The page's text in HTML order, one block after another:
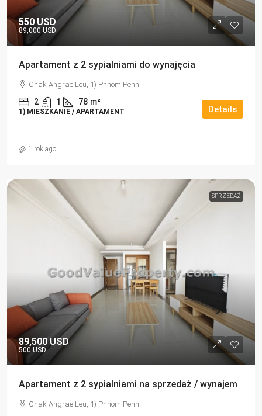
550 USD
89,000 USD
Apartament z 2 sypialniami do wynajęcia
Chak Angrae Leu, 1) Phnom Penh
2 1 78 m²
1) MIESZKANIE / APARTAMENT Details
1 rok ago
SPRZEDAŻ
89,500 USD
500 USD
Apartament z 2 sypialniami na sprzedaż / wynajem
Chak Angrae Leu, 1) Phnom Penh